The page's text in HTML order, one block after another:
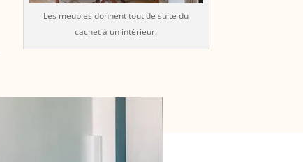
Les meubles donnent tout de suite du
cachet à un intérieur.